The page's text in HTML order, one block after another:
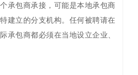
承包商承接，可能是本地承包商
建立的分支机构。任何被聘请在
承包商都必须在当地设立企业、